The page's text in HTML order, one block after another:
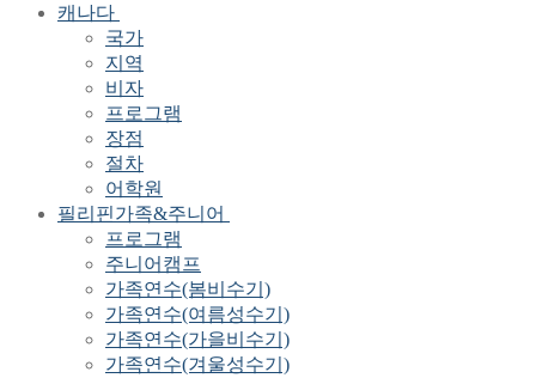
캐나다
국가
지역
비자
프로그램
장점
절차
어학원
필리핀가족&주니어
프로그램
주니어캠프
가족연수(봄비수기)
가족연수(여름성수기)
가족연수(가을비수기)
가족연수(겨울성수기)